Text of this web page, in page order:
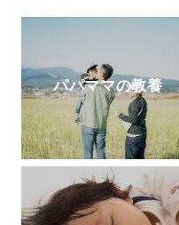
のすす
パパママの教養